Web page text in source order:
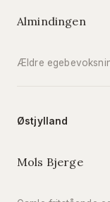
Almindingen
Ældre
Østjylland
Mols Bjerge